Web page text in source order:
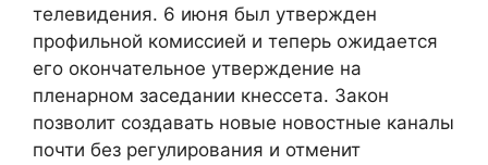
телевидения. 6 июня был утвержден
профильной комиссией и теперь ожидается
его окончательное утверждение на
пленарном заседании кнессета. Закон
позволит создавать новые новостные каналы
почти без регулирования и отменит